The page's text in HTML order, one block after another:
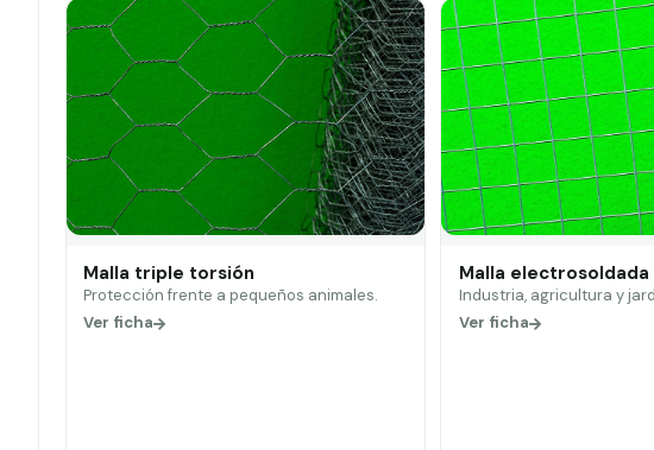
Malla triple torsión
Protección frente a pequeños animales.
Ver ficha
Malla electrosoldada
Industria, agricultura y
Ver ficha